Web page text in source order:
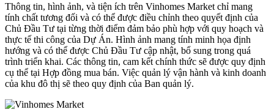
Thông tin, hình ảnh, và tiện ích trên Vinhomes Market chỉ mang
tính chất tương đối và có thể được điều chỉnh theo quyết định của
Chủ Đầu Tư tại từng thời điểm đảm bảo phù hợp với quy hoạch và
thực tế thi công của Dự Án. Hình ảnh mang tính minh họa định
hướng và có thể được Chủ Đầu Tư cập nhật, bổ sung trong quá
trình triển khai. Các thông tin, cam kết chính thức sẽ được quy định
cụ thể tại Hợp đồng mua bán. Việc quản lý vận hành và kinh doanh
của khu đô thị sẽ theo quy định của Ban quản lý.